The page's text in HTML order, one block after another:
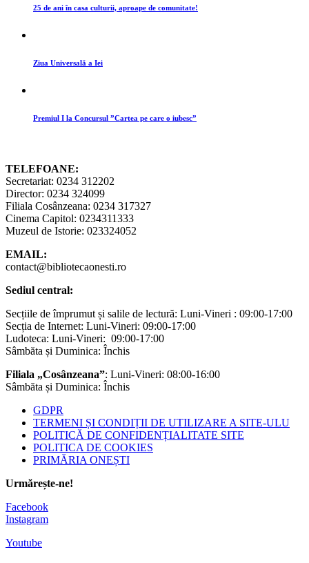
25 de ani în casa culturii, aproape de comunitate!
Ziua Universală a Iei
Premiul I la Concursul ”Cartea pe care o iubesc”
TELEFOANE:
Secretariat: 0234 312202
Director: 0234 324099
Filiala Cosânzeana: 0234 317327
Cinema Capitol: 0234311333
Muzeul de Istorie: 023324052
EMAIL:
contact@bibliotecaonesti.ro
Sediul central:
Secțiile de împrumut și salile de lectură: Luni-Vineri : 09:00-17:00
Secția de Internet: Luni-Vineri: 09:00-17:00
Ludoteca: Luni-Vineri: 09:00-17:00
Sâmbăta și Duminica: Închis
Filiala „Cosânzeana”: Luni-Vineri: 08:00-16:00
Sâmbăta și Duminica: Închis
GDPR
TERMENI ȘI CONDIȚII DE UTILIZARE A SITE-ULU
POLITICĂ DE CONFIDENȚIALITATE SITE
POLITICA DE COOKIES
PRIMĂRIA ONEȘTI
Urmărește-ne!
Facebook
Instagram
Youtube